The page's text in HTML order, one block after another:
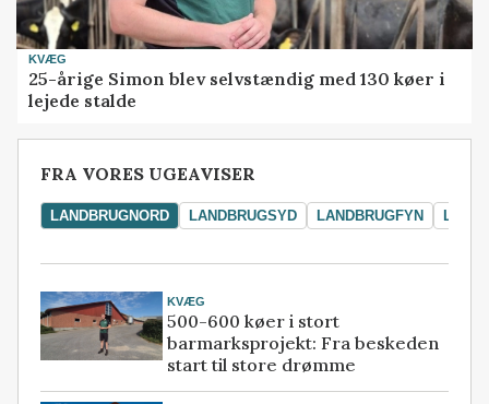
KVÆG
25-årige Simon blev selvstændig med 130 køer i
lejede stalde
FRA VORES UGEAVISER
LANDBRUGNORD LANDBRUGSYD LANDBRUGFYN
KVÆG
500-600 køer i stort
barmarksprojekt: Fra beskeden
start til store drømme